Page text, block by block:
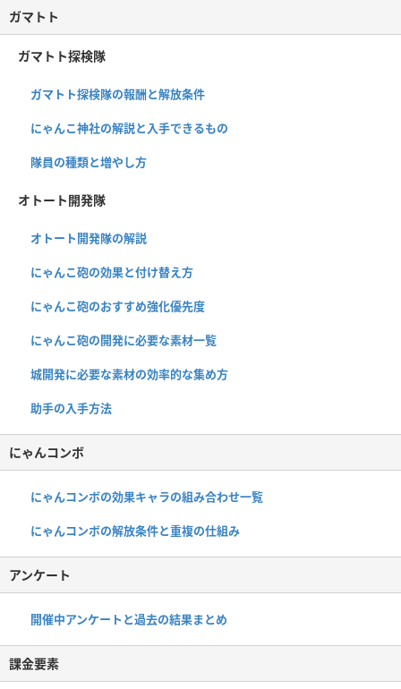
ガマトト
ガマトト探検隊
ガマトト探検隊の報酬と解放条件
にゃんこ神社の解説と入手できるもの
隊員の種類と増やし方
オトート開発隊
オトート開発隊の解説
にゃんこ砲の効果と付け替え方
にゃんこ砲のおすすめ強化優先度
にゃんこ砲の開発に必要な素材一覧
城開発に必要な素材の効率的な集め方
助手の入手方法
にゃんコンボ
にゃんコンボの効果キャラの組み合わせ一覧
にゃんコンボの解放条件と重複の仕組み
アンケート
開催中アンケートと過去の結果まとめ
課金要素